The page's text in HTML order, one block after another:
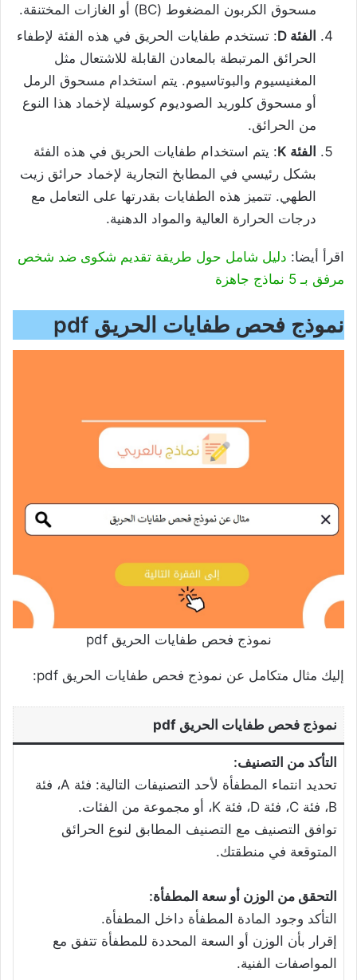
مسحوق الكربون المضغوط (BC) أو الغازات المختنقة.
الفئة D
: تستخدم طفايات الحريق في هذه الفئة لإطفاء
الحرائق المرتبطة بالمعادن القابلة للاشتعال مثل
المغنيسيوم والبوتاسيوم. يتم استخدام مسحوق الرمل
أو مسحوق كلوريد الصوديوم كوسيلة لإخماد هذا النوع
من الحرائق.
الفئة K
: يتم استخدام طفايات الحريق في هذه الفئة
بشكل رئيسي في المطابخ التجارية لإخماد حرائق زيت
الطهي. تتميز هذه الطفايات بقدرتها على التعامل مع
درجات الحرارة العالية والمواد الدهنية.
اقرأ أيضا: دليل شامل حول طريقة تقديم شكوى ضد شخص
مرفق بـ 5 نماذج جاهزة
نموذج فحص طفايات الحريق pdf
نموذج فحص طفايات الحريق pdf
إليك مثال متكامل عن نموذج فحص طفايات الحريق pdf:
نموذج فحص طفايات الحريق pdf
التأكد من التصنيف:
تحديد انتماء المطفأة لأحد التصنيفات التالية: فئة A، فئة
B، فئة C، فئة D، فئة K، أو مجموعة من الفئات.
توافق التصنيف مع التصنيف المطابق لنوع الحرائق
المتوقعة في منطقتك.
التحقق من الوزن أو سعة المطفأة:
التأكد وجود المادة المطفأة داخل المطفأة.
إقرار بأن الوزن أو السعة المحددة للمطفأة تتفق مع
المواصفات الفنية.